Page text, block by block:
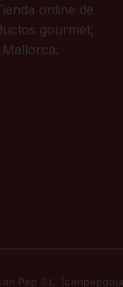
online de
gourmet,
Pep S.L.